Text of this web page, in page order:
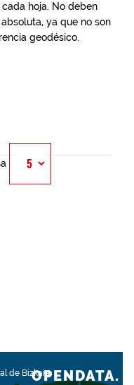
hoja. No deben
ya que no son
geodésico.
de BizkaiaOPENDATA.